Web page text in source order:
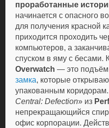
проработанные
начинается с опасного
для получения красной
приходится проходить
компьютеров, а
спуском в яму с бесами.
Overwatch — это подъём
замка, которые
упакованным
Central: Defection» из
непрекращающийся
офис корпорации.